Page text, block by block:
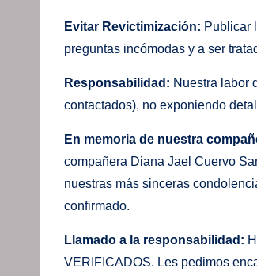
Evitar Revictimización: Publicar
preguntas incómodas y a ser
Responsabilidad: Nuestra labor
contactados), no exponiendo
En memoria de nuestra
compañera Diana Jael Cuervo
nuestras más sinceras
confirmado.
Llamado a la responsabilidad:
VERIFICADOS. Les pedimos